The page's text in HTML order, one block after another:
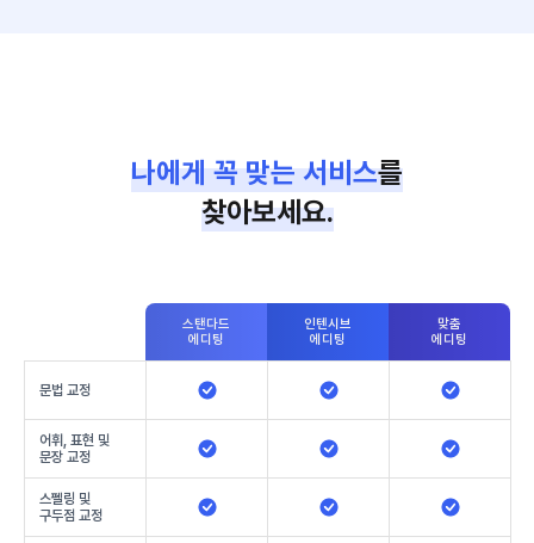
나에게 꼭 맞는 서비스를
찾아보세요.
스탠다드
에디팅
인텐시브
에디팅
맞춤
에디팅
문법 교정
어휘, 표현 및
문장 교정
스펠링 및
구두점 교정